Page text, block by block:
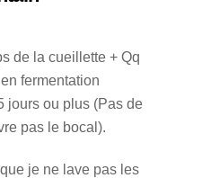
de la cueillette + Qq
fermentation
jours ou plus (Pas de
pas le bocal).
je ne lave pas les